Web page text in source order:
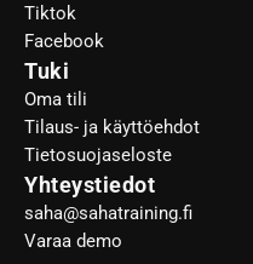
Tiktok
Facebook
Tuki
Oma tili
Tilaus- ja käyttöehdot
Tietosuojaseloste
Yhteystiedot
saha@sahatraining.fi
Varaa demo